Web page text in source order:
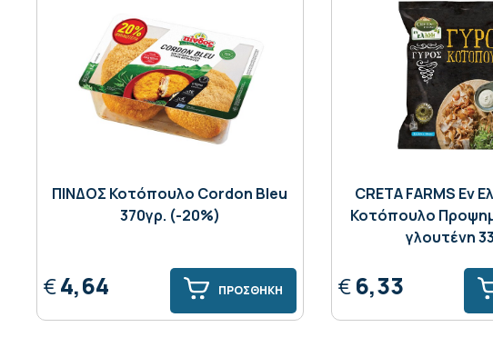
ΠΙΝΔΟΣ Κοτόπουλο Cordon Bleu
370γρ. (-20%)
€4,64 ΠΡΟΣΘΗΚΗ
CRETA FARMS Eν
Κοτόπουλο
γλουτένη
€ 6,33